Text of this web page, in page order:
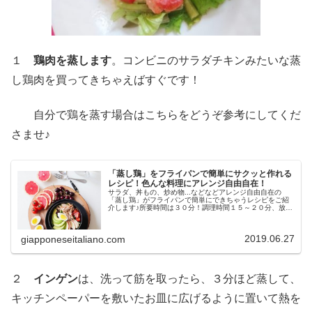
１ 鶏肉を蒸します。コンビニのサラダチキンみたいな蒸
し鶏肉を買ってきちゃえばすぐです！
自分で鶏を蒸す場合はこちらをどうぞ参考にしてくだ
さませ♪
「蒸し鶏」をフライパンで簡単にサクッと作れる
レシピ！色んな料理にアレンジ自由自在！
サラダ、丼もの、炒め物...などなどアレンジ自由自在の
「蒸し鶏」がフライパンで簡単にできちゃうレシピをご紹
介します♪所要時間は３０分！調理時間１５～２０分、放置
giapponeseitaliano.com 2019.06.27
２ インゲンは、洗って筋を取ったら、３分ほど蒸して、
キッチンペーパーを敷いたお皿に広げるように置いて熱を